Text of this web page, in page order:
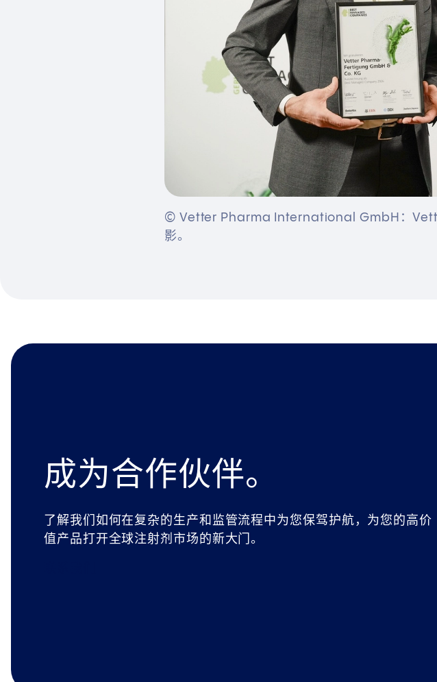
© Vetter Pharma International GmbH：
影。
成为合作伙伴。
了解我们如何在复杂的生产和监管流程中为您保驾护航，为您的高价
值产品打开全球注射剂市场的新大门。